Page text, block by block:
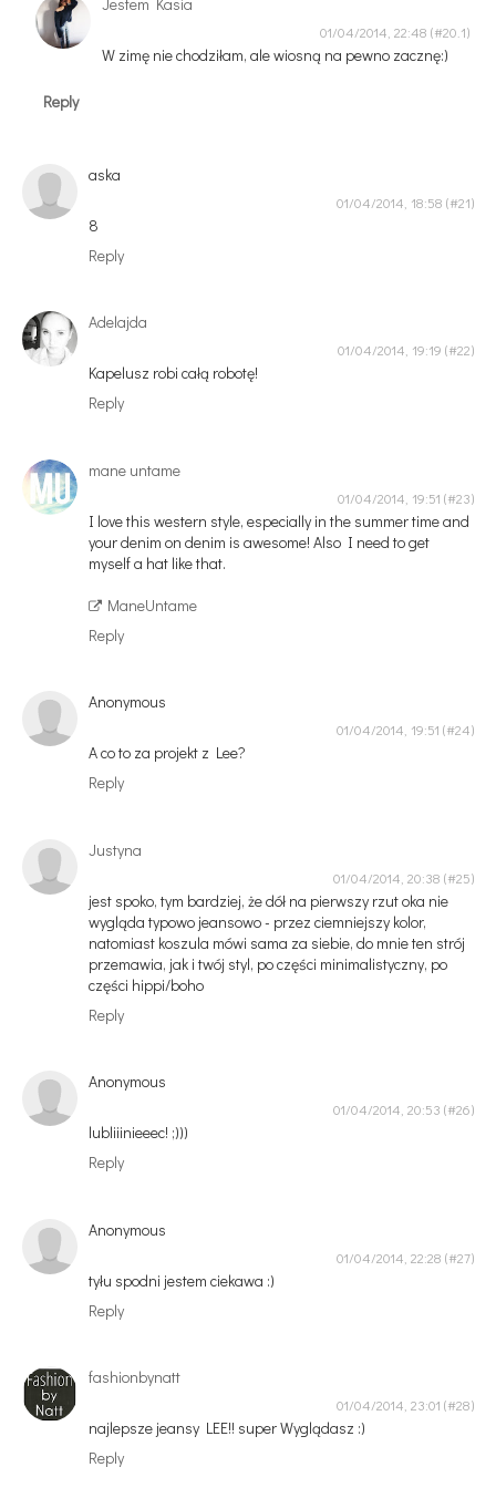
01/04/2014, 22:48
W zimę nie chodziłam, ale wiosną na pewno zacznę:)
Reply
aska
01/04/2014, 18:58
8
Reply
Adelajda
01/04/2014, 19:19
Kapelusz robi całą robotę!
Reply
mane untame
01/04/2014, 19:51
I love this western style, especially in the summer time and
your denim on denim is awesome! Also I need to get
myself a hat like that.
ManeUntame
Reply
Anonymous
01/04/2014, 19:51
A co to za projekt z Lee?
Reply
Justyna
01/04/2014, 20:38
jest spoko, tym bardziej, że dół na pierwszy rzut oka nie
wygląda typowo jeansowo - przez ciemniejszy kolor,
natomiast koszula mówi sama za siebie, do mnie ten strój
przemawia, jak i twój styl, po części minimalistyczny, po
części hippi/boho
Reply
Anonymous
01/04/2014, 20:53
lubliiinieeec! ;)))
Reply
Anonymous
01/04/2014, 22:28
tyłu spodni jestem ciekawa :)
Reply
fashionbynatt
01/04/2014, 23:01
najlepsze jeansy LEE!! super Wyglądasz :)
Reply